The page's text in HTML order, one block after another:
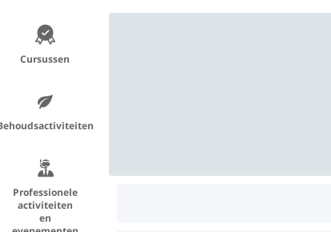
Cursussen
Professionele
activiteiten
en